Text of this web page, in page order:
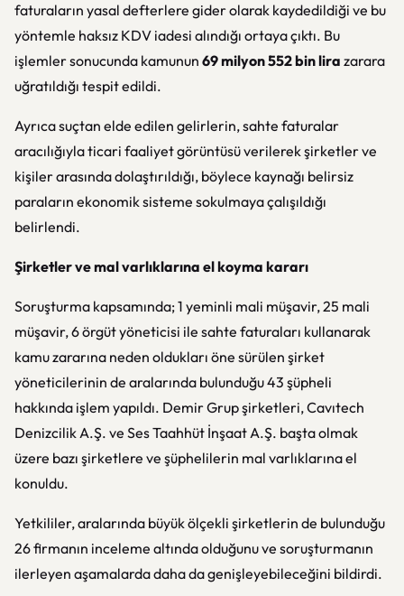
faturaların yasal defterlere gider olarak kaydedildiği ve bu
yöntemle haksız KDV iadesi alındığı ortaya çıktı. Bu
işlemler sonucunda kamunun 69 milyon 552 bin lira zarara
uğratıldığı tespit edildi.
Ayrıca suçtan elde edilen gelirlerin, sahte faturalar
aracılığıyla ticari faaliyet görüntüsü verilerek şirketler ve
kişiler arasında dolaştırıldığı, böylece kaynağı belirsiz
paraların ekonomik sisteme sokulmaya çalışıldığı
belirlendi.
Şirketler ve mal varlıklarına el koyma kararı
Soruşturma kapsamında; 1 yeminli mali müşavir, 25 mali
müşavir, 6 örgüt yöneticisi ile sahte faturaları kullanarak
kamu zararına neden oldukları öne sürülen şirket
yöneticilerinin de aralarında bulunduğu 43 şüpheli
hakkında işlem yapıldı. Demir Grup şirketleri, Cavıtech
Denizcilik A.Ş. ve Ses Taahhüt İnşaat A.Ş. başta olmak
üzere bazı şirketlere ve şüphelilerin mal varlıklarına el
konuldu.
Yetkililer, aralarında büyük ölçekli şirketlerin de bulunduğu
26 firmanın inceleme altında olduğunu ve soruşturmanın
ilerleyen aşamalarda daha da genişleyebileceğini bildirdi.